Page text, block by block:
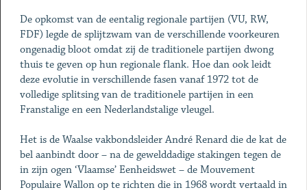
De opkomst van de eentalig regionale partijen (VU, RW,
FDF) legde de splijtzwam van de verschillende voorkeuren
ongenadig bloot omdat zij de traditionele partijen dwong
thuis te geven op hun regionale flank. Hoe dan ook leidt
deze evolutie in verschillende fasen vanaf 1972 tot de
volledige splitsing van de traditionele partijen in een
Franstalige en een Nederlandstalige vleugel.
Het is de Waalse vakbondsleider André Renard die de kat de
bel aanbindt door – na de gewelddadige stakingen tegen de
in zijn ogen ‘Vlaamse’ Eenheidswet – de Mouvement
Populaire Wallon op te richten die in 1968 wordt vertaald in